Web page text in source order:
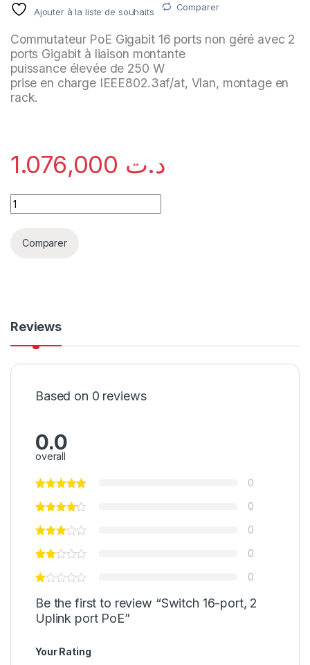
Ajouter à la liste de souhaits Comparer
Commutateur PoE Gigabit 16 ports non géré avec 2
ports Gigabit à liaison montante
puissance élevée de 250 W
prise en charge IEEE802.3af/at, Vlan, montage en
rack.
د.ت
Comparer
Reviews
Based on 0 reviews
0.0
overall
0
0
0
0
0
Be the first to review “Switch 16-port, 2
Uplink port PoE”
Your Rating